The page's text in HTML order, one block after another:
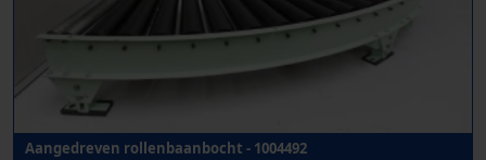
Aangedreven rollenbaanbocht - 1004492